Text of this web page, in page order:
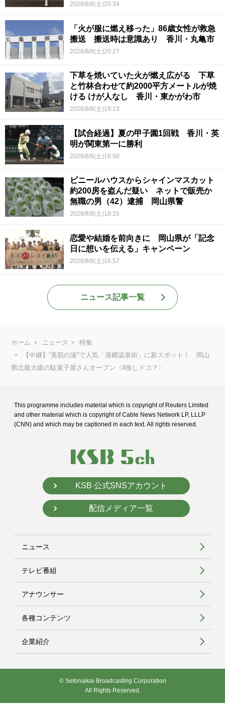
2026/8/8(土)20:34
「火が服に燃え移った」86歳女性が救急
搬送 搬送時は意識あり 香川・丸亀市
2026/8/8(土)20:27
下草を焼いていた火が燃え広がる 下草
と竹林合わせて約2000平方メートルが焼
ける けが人なし 香川・東かがわ市
2026/8/8(土)19:13
【試合経過】夏の甲子園1回戦 香川・英
明が関東第一に勝利
2026/8/8(土)18:50
ビニールハウスからシャインマスカット
約200房を盗んだ疑い ネットで販売か
無職の男（42）逮捕 岡山県警
2026/8/8(土)18:15
恋愛や結婚を前向きに 岡山県が「記念
日に想いを伝える」キャンペーン
2026/8/8(土)16:57
ニュース記事一覧
ホーム ニュース
特集
【中継】“美肌の湯”で人気「湯郷温泉街」に新スポット！ 岡山
県北最大級の駄菓子屋さんオープン〈#推しドコ？〉
This programme includes material which is copyright of Reuters Limited
and other material which is copyright of Cable News Network LP, LLLP
(CNN) and which may be captioned in each text. All rights reserved.
KSB 公式SNSアカウント
配信メディア一覧
ニュース
テレビ番組
アナウンサー
各種コンテンツ
企業紹介
© Setonaikai Broadcasting Corporation
All Rights Reserved.